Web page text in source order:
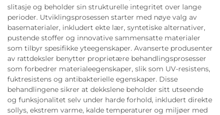
slitasje og beholder sin strukturelle integritet over lange
perioder. Utviklingsprosessen starter med nøye valg av
basematerialer, inkludert ekte lær, syntetiske alternativer,
pustende stoffer og innovative sammensatte materialer
som tilbyr spesifikke yteegenskaper. Avanserte produsenter
av rattdeksler benytter proprietære behandlingsprosesser
som forbedrer materialeegenskaper, slik som UV-resistens,
fuktresistens og antibakterielle egenskaper. Disse
behandlingene sikrer at dekkslene beholder sitt utseende
og funksjonalitet selv under harde forhold, inkludert direkte
sollys, ekstrem varme, kalde temperaturer og miljøer med